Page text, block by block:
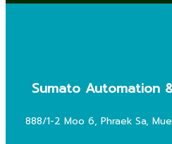
Sumato Automation
888/1-2 Moo 6, Phraek Sa,